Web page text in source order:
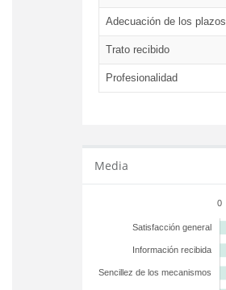
Adecuación de los plazos
Trato recibido
Profesionalidad
Media
0
Satisfacción general
Información recibida
Sencillez de los mecanismos